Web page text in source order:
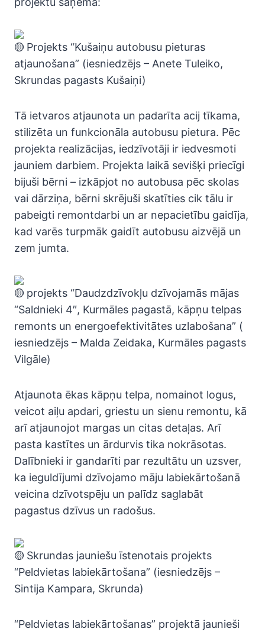
Projekts “Kušaiņu autobusu pieturas
atjaunošana” (iesniedzējs – Anete Tuleiko,
Skrundas pagasts Kušaiņi)
Tā ietvaros atjaunota un padarīta acij tīkama,
stilizēta un funkcionāla autobusu pietura. Pēc
projekta realizācijas, iedzīvotāji ir iedvesmoti
jauniem darbiem. Projekta laikā sevišķi priecīgi
bijuši bērni – izkāpjot no autobusa pēc skolas
vai dārziņa, bērni skrējuši skatīties cik tālu ir
pabeigti remontdarbi un ar nepacietību gaidīja,
kad varēs turpmāk gaidīt autobusu aizvējā un
zem jumta.
projekts “Daudzdzīvokļu dzīvojamās mājas
“Saldnieki 4″, Kurmāles pagastā, kāpņu telpas
remonts un energoefektivitātes uzlabošana” (
iesniedzējs – Malda Zeidaka, Kurmāles pagasts
Vilgāle)
Atjaunota ēkas kāpņu telpa, nomainot logus,
veicot aiļu apdari, griestu un sienu remontu, kā
arī atjaunojot margas un citas detaļas. Arī
pasta kastītes un ārdurvis tika nokrāsotas.
Dalībnieki ir gandarīti par rezultātu un uzsver,
ka ieguldījumi dzīvojamo māju labiekārtošanā
veicina dzīvotspēju un palīdz saglabāt
pagastus dzīvus un radošus.
Skrundas jauniešu īstenotais projekts
“Peldvietas labiekārtošana” (iesniedzējs –
Sintija Kampara, Skrunda)
“Peldvietas labiekārtošanas” projektā jaunieši